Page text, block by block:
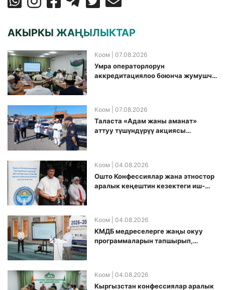
АКЫРКЫ ЖАҢЫЛЫКТАР
Коом | 07.08.2026
Умра операторлорун
аккредитациялоо боюнча жумушчу
Коом | 07.08.2026
Таласта «Адам жаны аманат»
аттуу түшүндүрүү акциясы
Коом | 04.08.2026
Ошто Конфессиялар жана этностор
аралык кеңештин кезектеги иш-
Коом | 04.08.2026
КМДБ медреселерге жаңы окуу
программаларын тапшырып,
Коом | 04.08.2026
Кыргызстан конфессиялар аралык